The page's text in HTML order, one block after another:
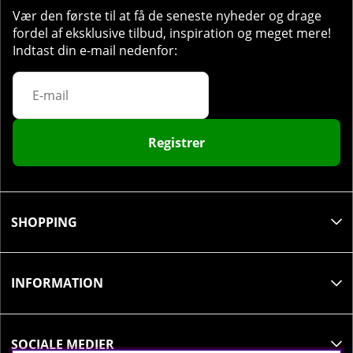
Vær den første til at få de seneste nyheder og drage
fordel af eksklusive tilbud, inspiration og meget mere!
Indtast din e-mail nedenfor:
Registrer
SHOPPING
INFORMATION
SOCIALE MEDIER